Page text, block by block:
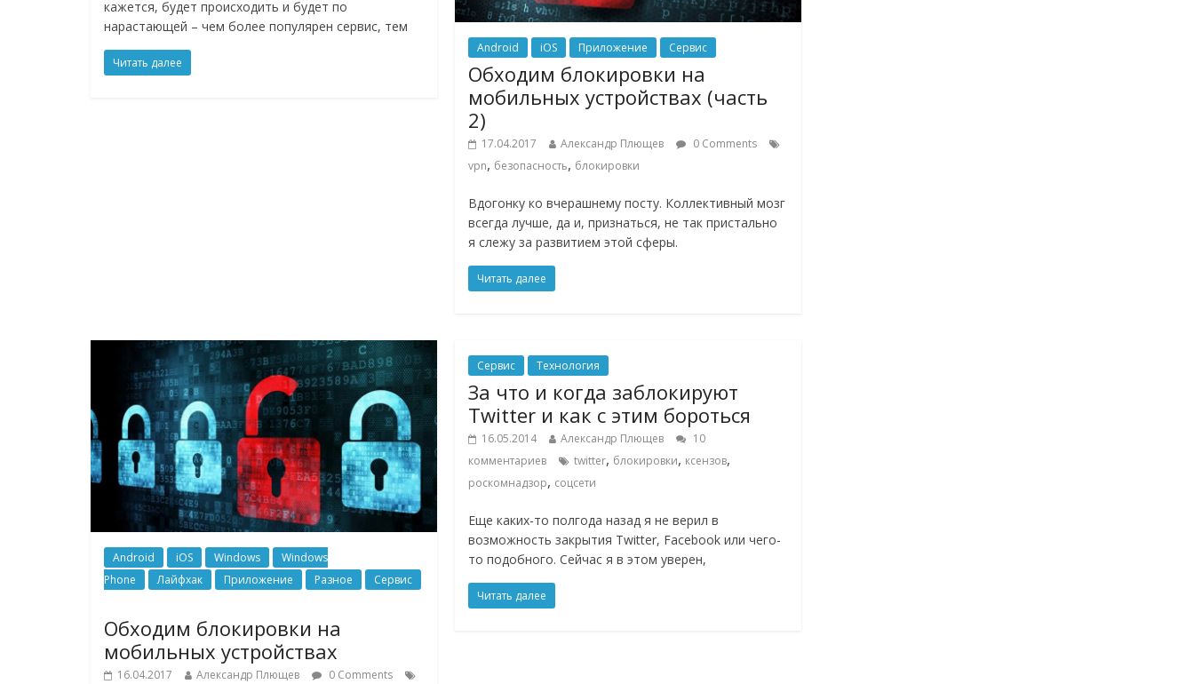
кажется, будет происходить и будет по
нарастающей – чем более популярен сервис, тем
Читать далее
Android iOS Приложение Сервис
Обходим блокировки на
мобильных устройствах (часть
2)
17.04.2017 Александр Плющев
0 Comments
vpn, безопасность, блокировки
Вдогонку ко вчерашнему посту. Коллективный мозг
всегда лучше, да и, признаться, не так пристально
я слежу за развитием этой сферы.
Читать далее
Android iOS Windows
Windows
Phone
Лайфхак Приложение Разное Сервис
Обходим блокировки на
мобильных устройствах
16.04.2017 Александр Плющев
0 Comments
Сервис Технология
За что и когда заблокируют
Twitter и как с этим бороться
16.05.2014 Александр Плющев
10
комментариев
twitter, блокировки, ксензов,
роскомнадзор, соцсети
Еще каких-то полгода назад я не верил в
возможность закрытия Twitter, Facebook или чего-
то подобного. Сейчас я в этом уверен,
Читать далее